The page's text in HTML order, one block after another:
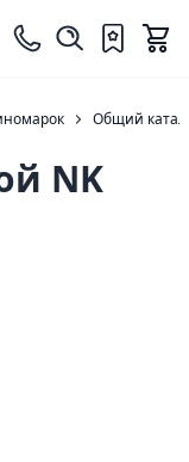
Общий
NK